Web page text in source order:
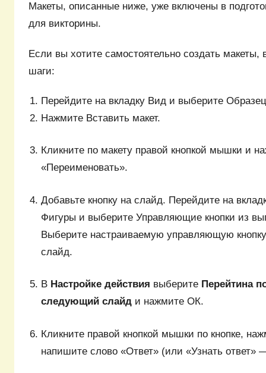
Макеты, описанные ниже, уже включены в
для викторины.
Если вы хотите самостоятельно создать
шаги:
Перейдите на вкладку Вид и выберите
Нажмите Вставить макет.
Кликните по макету правой кнопкой мышки и
«Переименовать».
Добавьте кнопку на слайд. Перейдите на
Фигуры и выберите Управляющие кнопки из
Выберите настраиваемую управляющую
слайд.
В Настройке действия выберите Перейтина
следующий слайд и нажмите ОК.
Кликните правой кнопкой мышки по кнопке,
напишите слово «Ответ» (или «Узнать ответ»